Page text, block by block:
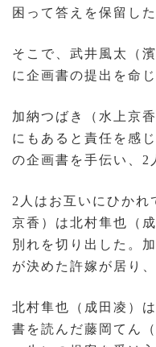
困って答えを保留した
そこで、武井風太（
に企画書の提出を命じ
加納つばき（水上京
にもあると責任を感
の企画書を手伝い、2
2人はお互いにひかれ
京香）は北村隼也（
別れを切り出した。
が決めた許嫁が居り
北村隼也（成田凌）
書を読んだ藤岡てん